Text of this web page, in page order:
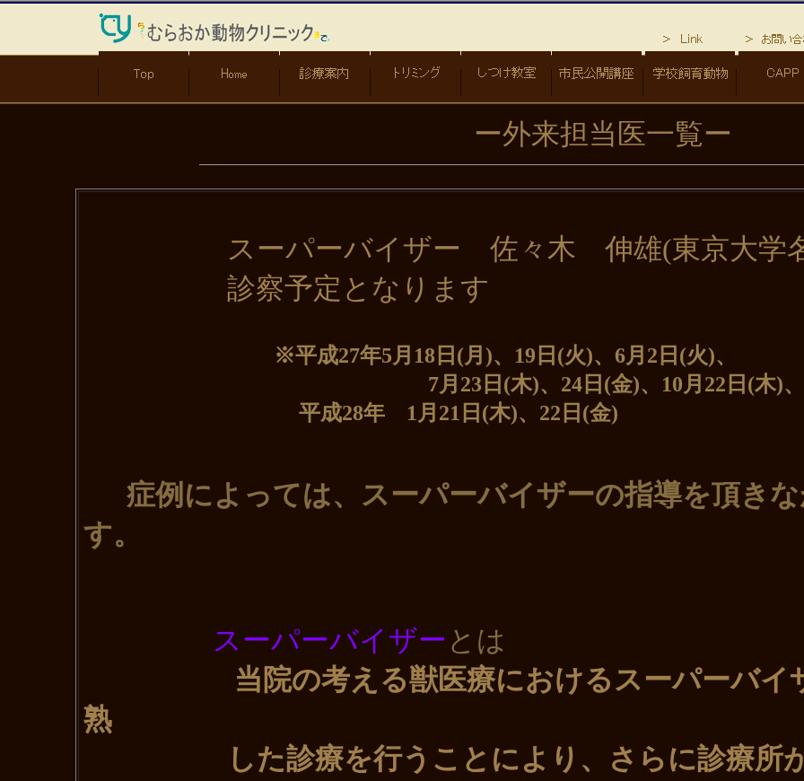
ー外来担当医一覧ー
スーパーバイザー 佐々木 伸雄(東京大学名
診察予定となります
※平成27年5月18日(月)、19日(火)、6月2日(火)、
7月23日(木)、24日(金)、10月22日(木)、23
平成28年 1月21日(木)、22日(金)
症例によっては、スーパーバイザーの指導を頂き
す。
スーパーバイザーとは
当院の考える獣医療におけるスーパーバ
熟
した診療を行うことにより、さらに診療所